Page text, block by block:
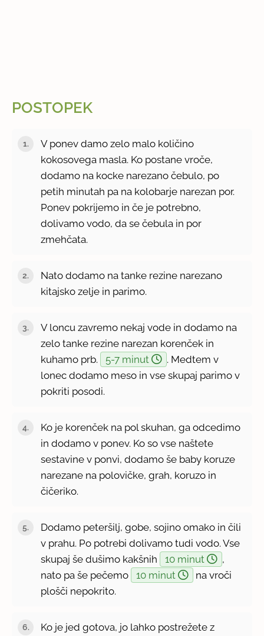
POSTOPEK
V ponev damo zelo malo količino
kokosovega masla. Ko postane vroče,
dodamo na kocke narezano čebulo, po
petih minutah pa na kolobarje narezan por.
Ponev pokrijemo in če je potrebno,
dolivamo vodo, da se čebula in por
zmehčata.
Nato dodamo na tanke rezine narezano
kitajsko zelje in parimo.
V loncu zavremo nekaj vode in dodamo na
zelo tanke rezine narezan korenček in
kuhamo prb.
5-7 minut
. Medtem v
lonec dodamo meso in vse skupaj parimo v
pokriti posodi.
Ko je korenček na pol skuhan, ga odcedimo
in dodamo v ponev. Ko so vse naštete
sestavine v ponvi, dodamo še baby koruze
narezane na polovičke, grah, koruzo in
čičeriko.
Dodamo peteršilj, gobe, sojino omako in čili
v prahu. Po potrebi dolivamo tudi vodo. Vse
skupaj še dušimo kakšnih
10 minut
,
nato pa še pečemo
10 minut
na vroči
plošči nepokrito.
Ko je jed gotova, jo lahko postrežete z